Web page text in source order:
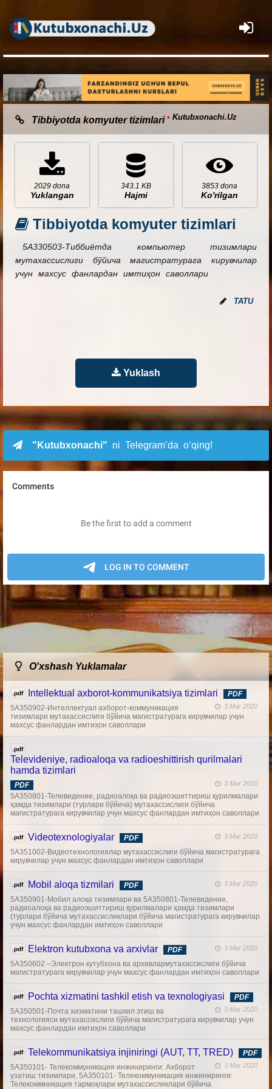
×
Tibbiyotda komyuter tizimlari • Kutubxonachi.Uz
2029 dona
Yuklangan
343.1 KB
Hajmi
3853 dona
Ko'rilgan
Tibbiyotda komyuter tizimlari
5А330503-Тиббиётда компьютер тизимлари
мутахассислиги бўйича магистратурага кирувчилар
учун махсус фанлардан имтиҳон саволлари
TATU
Yuklash
"Kutubxonachi" ni Telegram’da o‘qing!
O'xshash Yuklamalar
.pdf Intellektual axborot-kommunikatsiya tizimlari PDF
3 Mar 2020
5А350902-Интеллектуал ахборот-коммуникация
тизимлари мутахассислиги бўйича магистратурага кирувчилар учун
махсус фанлардан имтиҳон саволлари
.pdf
Televideniye, radioaloqa va radioeshittirish qurilmalari
hamda tizimlari
PDF 3 Mar 2020
5А350801-Телевидение, радиоалоқа ва радиоэшиттириш қурилмалари
ҳамда тизимлари (турлари бўйича) мутахассислиги бўйича
магистратурага кирувчилар учун махсус фанлардан имтиҳон саволлари
.pdf Videotexnologiyalar PDF 3 Mar 2020
5А351002-Видеотехнологиялар мутахассислиги бўйича магистратурага
кирувчилар учун махсус фанлардан имтиҳон саволлари
.pdf Mobil aloqa tizmilari PDF 3 Mar 2020
5А350901-Мобил алоқа тизимлари ва 5А350801-Телевидение,
радиоалоқа ва радиоэшиттириш қурилмалари ҳамда тизимлари
(турлари бўйича мутахассисликлари бўйича магистратурага кирувчилар
учун махсус фанлардан имтиҳон саволлари
.pdf Elektron kutubxona va arxivlar PDF 3 Mar 2020
5А350602 –Электрон кутубхона ва архивлармутахассислиги бўйича
магистратурага кирувчилар учун махсус фанлардан имтиҳон саволлари
.pdf Pochta xizmatini tashkil etish va texnologiyasi PDF
3 Mar 2020
5А350501-Почта хизматини ташкил этиш ва
технологияси мутахассислиги бўйича магистратурага кирувчилар учун
махсус фанлардан имтиҳон саволлари
.pdf Telekommunikatsiya injiniringi (AUT, TT, TRED) PDF
3 Mar 2020
5А350101- Телекоммуникация инжиниринги: Ахборот
узатиш тизимлари, 5А350101- Телекоммуникация инжиниринги:
Телекоммникация тармоқлари мутахассисликлари бўйича